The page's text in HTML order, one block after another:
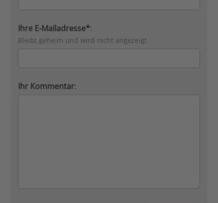
Ihre E-Mailadresse*:
Bleibt geheim und wird nicht angezeigt
Ihr Kommentar: